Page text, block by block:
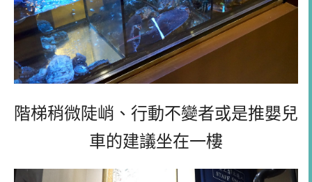
階梯稍微陡峭、行動不變者或是推嬰兒
車的建議坐在一樓